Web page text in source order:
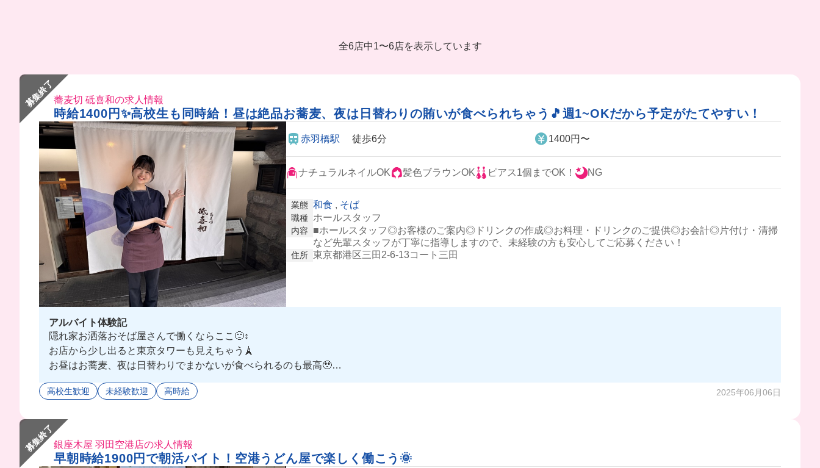
全6店中1〜6店を表示しています
募集終了蕎麦切 砥喜和の求人情報
時給1400円✨高校生も同時給！昼は絶品お蕎麦、夜は日替わりの賄いが食べられちゃう🎵週1~OKだから予定がたてやすい！
赤羽橋駅 徒歩6分 1400円〜
ナチュラルネイルOK 髪色ブラウンOK ピアス1個までOK！ NG
業態 和食 , そば
職種 ホールスタッフ
内容
■ホールスタッフ◎お客様のご案内◎ドリンクの作成◎お料理・ドリンクのご提供◎お会計◎片付け・清掃
など先輩スタッフが丁寧に指導しますので、未経験の方も安心してご応募ください！
住所 東京都港区三田2-6-13コート三田
アルバイト体験記
隠れ家お洒落おそば屋さんで働くならここ🙂‍↕️
お店から少し出ると東京タワーも見えちゃう🗼
お昼はお蕎麦、夜は日替わりでまかないが食べられるのも最高🥹
アルバイトの方は女性の方が多くて、幅広い年代の方が働いてるみたい！
高校生歓迎 未経験歓迎 高時給 2025年06月06日
募集終了銀座木屋 羽田空港店の求人情報
早朝時給1900円で朝活バイト！空港うどん屋で楽しく働こう🌞